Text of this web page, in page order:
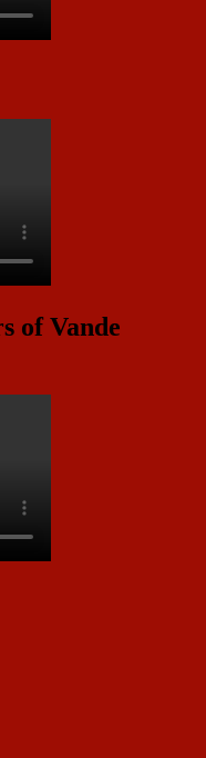
of Vande